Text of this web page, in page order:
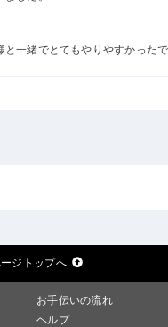
一緒でとてもやりやすかった
ジトップへ
お手伝いの流れ
ヘルプ